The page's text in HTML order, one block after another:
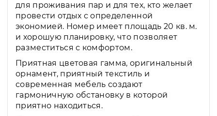
для проживания пар и для тех, кто желает
провести отдых с определенной
экономией. Номер имеет площадь 20 кв. м.
и хорошую планировку, что позволяет
разместиться с комфортом.
Приятная цветовая гамма, оригинальный
орнамент, приятный текстиль и
современная мебель создают
гармоничную обстановку в которой
приятно находиться.